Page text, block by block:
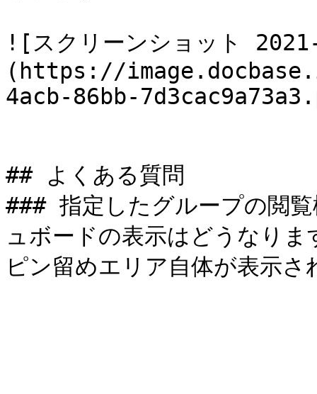
![スクリーンショット
(https://
4acb-86bb-
## よくある質問
### 指定したグループの閲
ュボードの表示はどうなりま